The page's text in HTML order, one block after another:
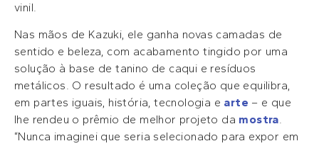
vinil.
Nas mãos de Kazuki, ele ganha novas camadas de
sentido e beleza, com acabamento tingido por uma
solução à base de tanino de caqui e resíduos
metálicos. O resultado é uma coleção que equilibra,
em partes iguais, história, tecnologia e arte – e que
lhe rendeu o prêmio de melhor projeto da mostra.
“Nunca imaginei que seria selecionado para expor em